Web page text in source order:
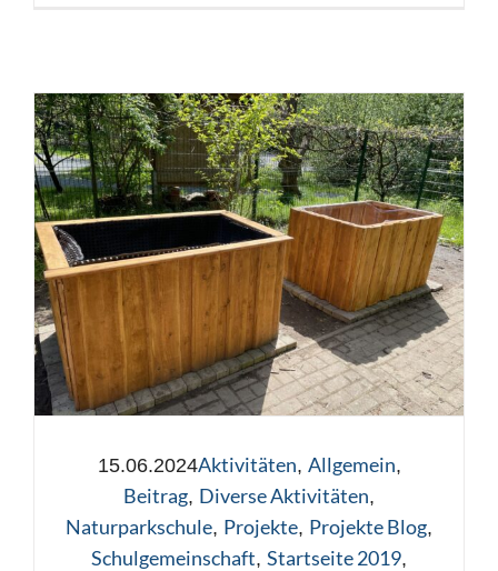
15.06.2024Aktivitäten, Allgemein,
Beitrag, Diverse Aktivitäten,
Naturparkschule, Projekte, Projekte Blog,
Schulgemeinschaft, Startseite 2019,